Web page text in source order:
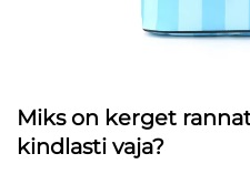
Miks on kerget
kindlasti vaja?